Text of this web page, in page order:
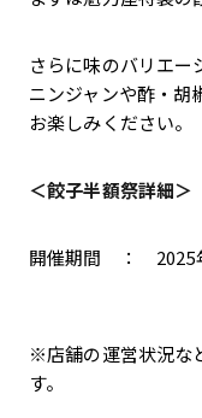
さらに味のバリエー
ニンジャンや酢・胡
お楽しみください。
＜餃子半額祭詳細＞
開催期間 ： 2025
※店舗の運営状況な
す。